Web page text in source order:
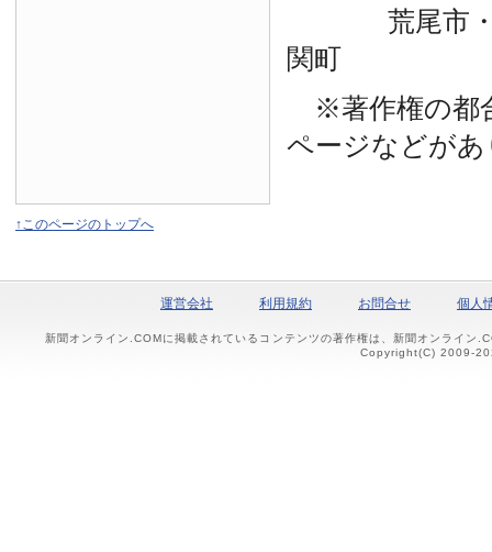
荒尾市・玉
関町
※著作権の都
ページなどが
↑このページのトップへ
運営会社 利用規約 お問合せ 個人
新聞オンライン.COMに掲載されているコンテンツの著作権は、新聞オンライン
Copyright(C) 2009-